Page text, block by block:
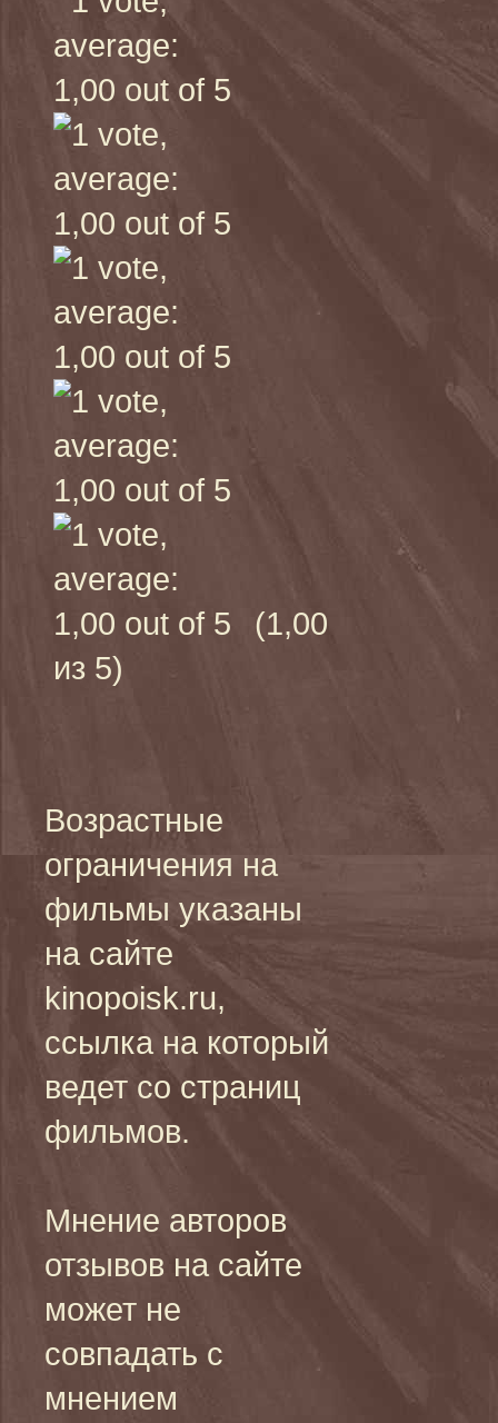
(1,00
из 5)
Возрастные
ограничения на
фильмы указаны
на сайте
kinopoisk.ru,
ссылка на который
ведет со страниц
фильмов.
Мнение авторов
отзывов на сайте
может не
совпадать с
мнением